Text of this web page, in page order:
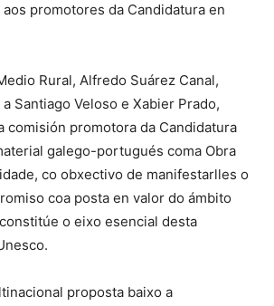
promotores da Candidatura en
Rural, Alfredo Suárez Canal,
Santiago Veloso e Xabier Prado,
comisión promotora da Candidatura
galego-portugués coma Obra
co obxectivo de manifestarlles o
coa posta en valor do ámbito
o eixo esencial desta
proposta baixo a